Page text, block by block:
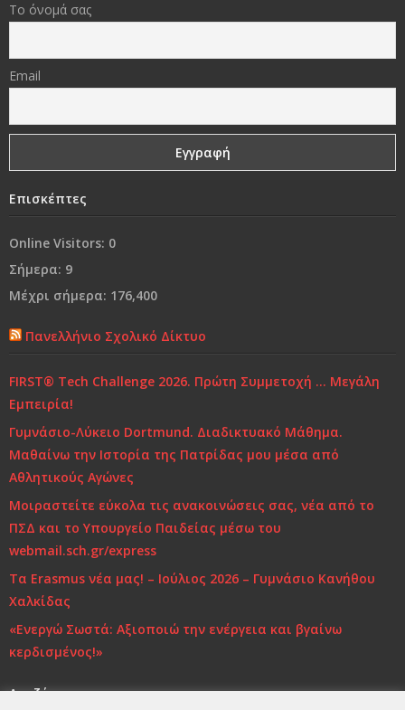
είναι επιτυχημένα
Ναι, θα έφευγα
Από τη «συμμωρία» στη…«συμμορία»..!
Χρόνια Πολλά...
Ελένη Γλύκατζη Αρβελέρ: Η Παιδεία είναι το μόνο
Τι και πώς να μαθαίνουμε
Το όνομά σας
Email
Επισκέπτες
Online Visitors: 0
Σήμερα: 9
Μέχρι σήμερα: 176,400
Πανελλήνιο Σχολικό Δίκτυο
FIRST® Tech Challenge 2026. Πρώτη Συμμετοχή … Μεγάλη
Εμπειρία!
Γυμνάσιο-Λύκειο Dortmund. Διαδικτυακό Μάθημα.
Μαθαίνω την Ιστορία της Πατρίδας μου μέσα από
Αθλητικούς Αγώνες
Μοιραστείτε εύκολα τις ανακοινώσεις σας, νέα από το
ΠΣΔ και το Υπουργείο Παιδείας μέσω του
webmail.sch.gr/express
Τα Erasmus νέα μας! – Ιούλιος 2026 – Γυμνάσιο Κανήθου
Χαλκίδας
«Ενεργώ Σωστά: Αξιοποιώ την ενέργεια και βγαίνω
κερδισμένος!»
Αναζήτηση